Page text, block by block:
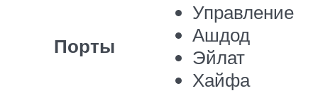
Порты
Управление
Ашдод
Эйлат
Хайфа